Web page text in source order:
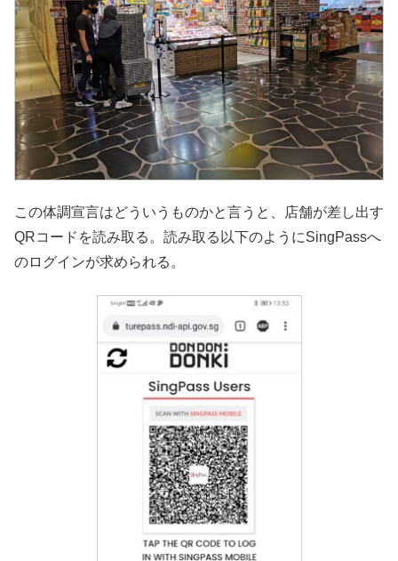
この体調宣言はどういうものかと言うと、店舗が差し出す
QRコードを読み取る。読み取る以下のようにSingPassへ
のログインが求められる。